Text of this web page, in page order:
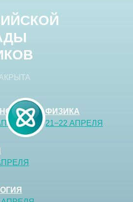
ФИЗИКА
21−22 АПРЕЛЯ